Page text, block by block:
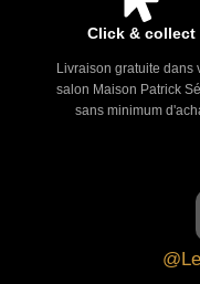
Click & collect
Livraison gratuite dans
salon Maison Patrick
sans minimum